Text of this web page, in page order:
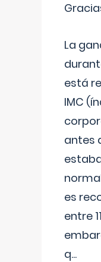
La
está
IMC
antes
es
entre
q...